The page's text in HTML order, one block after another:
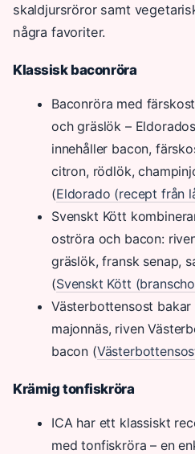
skaldjursröror samt
några favoriter.
Klassisk baconröra
Baconröra med
och gräslök –
innehåller bacon,
citron, rödlök,
(Eldorado (recept från
Svenskt Kött
oströra och bacon:
gräslök, fransk senap,
(Svenskt Kött
Västerbottensost
majonnäs, riven
bacon (
Krämig tonfiskröra
ICA har ett klassiskt
med tonfiskröra – en